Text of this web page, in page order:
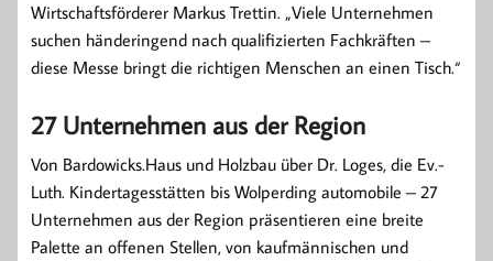
Wirtschaftsförderer Markus Trettin. „Viele Unternehmen
suchen händeringend nach qualifizierten Fachkräften –
diese Messe bringt die richtigen Menschen an einen Tisch.“
27 Unternehmen aus der Region
Von Bardowicks.Haus und Holzbau über Dr. Loges, die Ev.-
Luth. Kindertagesstätten bis Wolperding automobile – 27
Unternehmen aus der Region präsentieren eine breite
Palette an offenen Stellen, von kaufmännischen und